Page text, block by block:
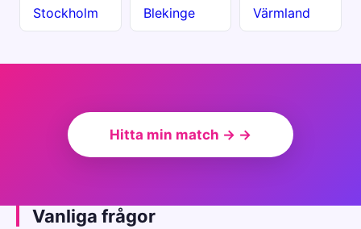
Stockholm Blekinge Värmland
Hitta min match → →
Vanliga frågor